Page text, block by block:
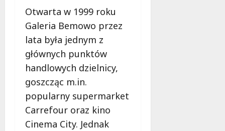
Otwarta w 1999 roku
Galeria Bemowo przez
lata była jednym z
głównych punktów
handlowych dzielnicy,
goszcząc m.in.
popularny supermarket
Carrefour oraz kino
Cinema City. Jednak